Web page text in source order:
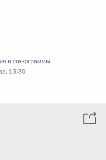
и стенограммы
13:30